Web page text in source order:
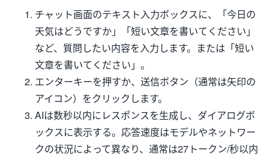
チャット画面のテキスト入力ボックスに、「今日の
天気はどうですか」「短い文章を書いてください」
など、質問したい内容を入力します。または「短い
文章を書いてください」。
エンターキーを押すか、送信ボタン（通常は矢印の
アイコン）をクリックします。
AIは数秒以内にレスポンスを生成し、ダイアログボ
ックスに表示する。応答速度はモデルやネットワー
クの状況によって異なり、通常は27トークン/秒以内